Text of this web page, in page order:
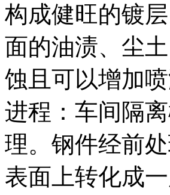
构成健旺的镀
面的油渍、尘
蚀且可以增加
进程：车间隔
理。钢件经前
表面上转化成